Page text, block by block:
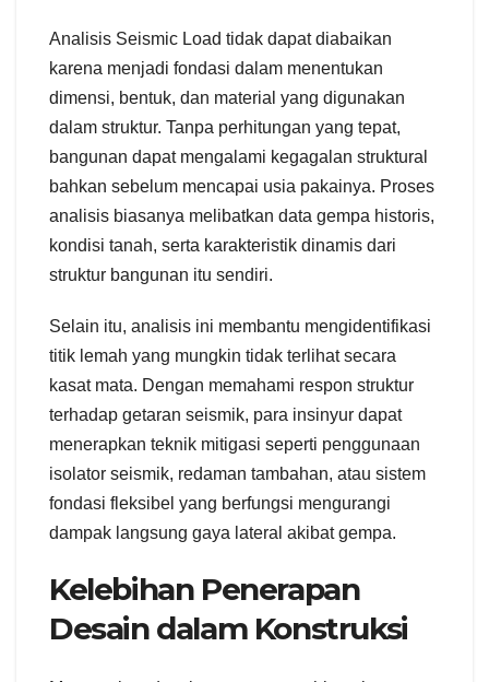
Analisis Seismic Load tidak dapat diabaikan
karena menjadi fondasi dalam menentukan
dimensi, bentuk, dan material yang digunakan
dalam struktur. Tanpa perhitungan yang tepat,
bangunan dapat mengalami kegagalan struktural
bahkan sebelum mencapai usia pakainya. Proses
analisis biasanya melibatkan data gempa historis,
kondisi tanah, serta karakteristik dinamis dari
struktur bangunan itu sendiri.
Selain itu, analisis ini membantu mengidentifikasi
titik lemah yang mungkin tidak terlihat secara
kasat mata. Dengan memahami respon struktur
terhadap getaran seismik, para insinyur dapat
menerapkan teknik mitigasi seperti penggunaan
isolator seismik, redaman tambahan, atau sistem
fondasi fleksibel yang berfungsi mengurangi
dampak langsung gaya lateral akibat gempa.
Kelebihan Penerapan
Desain dalam Konstruksi